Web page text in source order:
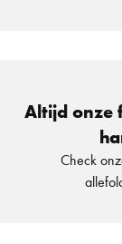
Altijd onze
Check